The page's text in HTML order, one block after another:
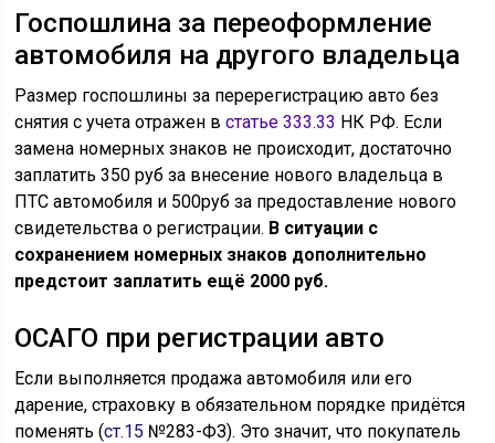
Госпошлина за переоформление
автомобиля на другого владельца
Размер госпошлины за перерегистрацию авто без
снятия с учета отражен встатье 333.33 НК РФ. Если
замена номерных знаков не происходит, достаточно
заплатить 350 руб за внесение нового владельца в
ПТС автомобиля и 500руб за предоставление нового
свидетельства о регистрации. В ситуации с
сохранением номерных знаков дополнительно
предстоит заплатить ещё 2000 руб.
ОСАГО при регистрации авто
Если выполняется продажа автомобиля или его
дарение, страховку в обязательном порядке придётся
поменять (ст.15 №283-ФЗ). Это значит, что покупатель